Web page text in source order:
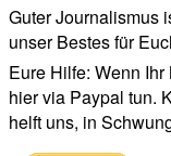
Guter Journalismus
unser Bestes für
Eure Hilfe: Wenn
hier via Paypal tun.
helft uns, in